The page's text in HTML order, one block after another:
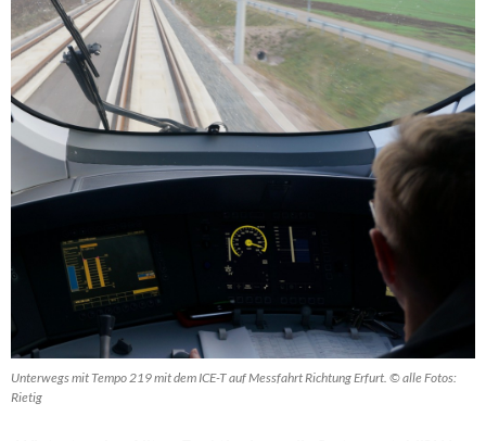
Unterwegs mit Tempo 219 mit dem ICE-T auf Messfahrt Richtung Erfurt. © alle Fotos:
Rietig